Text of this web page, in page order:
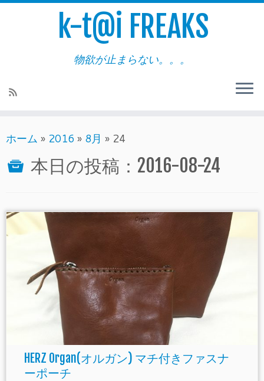
k-t@i FREAKS
物欲が止まらない。。。
ホーム » 2016 » 8月 » 24
本日の投稿： 2016-08-24
HERZ Organ(オルガン) マチ付きファスナ
ーポーチ